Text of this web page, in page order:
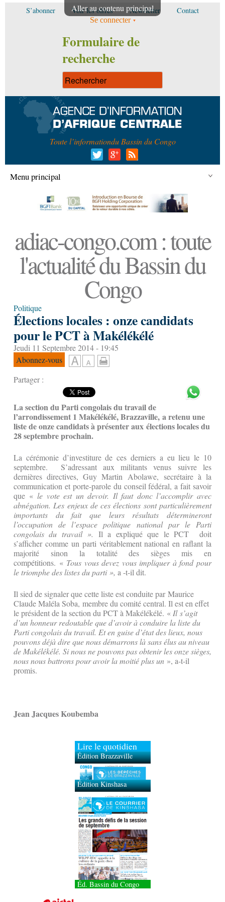
Aller au contenu principal
S’abonner Voir les offres Newsletter Contact
Se connecter
Formulaire de
recherche
Toute l’informationdu Bassin du Congo
Menu principal
adiac-congo.com : toute
l'actualité du Bassin du
Congo
Politique
Élections locales : onze candidats
pour le PCT à Makélékélé
Jeudi 11 Septembre 2014 - 19:45
Abonnez-vous
Partager :
La section du Parti congolais du travail de
l’arrondissement 1 Makélékélé, Brazzaville, a retenu une
liste de onze candidats à présenter aux élections locales du
28 septembre prochain.
La cérémonie d’investiture de ces derniers a eu lieu le 10
septembre. S’adressant aux militants venus suivre les
dernières directives, Guy Martin Abolawe, secrétaire à la
communication et porte-parole du conseil fédéral, a fait savoir
que «le vote est un devoir. Il faut donc l’accomplir avec
abnégation. Les enjeux de ces élections sont particulièrement
importants du fait que leurs résultats détermineront
l’occupation de l’espace politique national par le Parti
congolais du travail ». Il a expliqué que le PCT
doit
s’afficher comme un parti véritablement national en raflant la
majorité sinon la totalité des sièges mis en
compétitions. « Tous vous devez vous impliquer à fond pour
le triomphe des listes du parti », a -t-il dit.
Il sied de signaler que cette liste est conduite par Maurice
Claude Maléla Soba, membre du comité central. Il est en effet
le président de la section du PCT à Makélékélé. «Il s’agit
d’un honneur redoutable que d’avoir à conduire la liste du
Parti congolais du travail. Et en guise d’état des lieux, nous
pouvons déjà dire que nous démarrons là sans élus au niveau
de Makélékélé. Si nous ne pouvons pas obtenir les onze sièges,
nous nous battrons pour avoir la moitié plus un », a-t-il
promis.
Jean Jacques Koubemba
Lire le quotidien
Édition Brazzaville
Édition Kinshasa
Éd. Bassin du Congo